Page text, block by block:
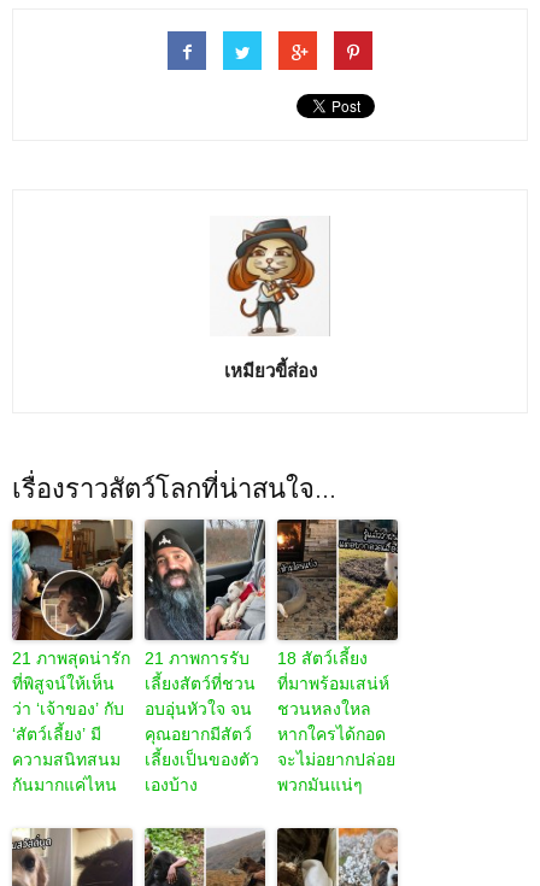
เหมียวขี้ส่อง
เรื่องราวสัตว์โลกที่น่าสนใจ...
21 ภาพสุดน่ารัก
ที่พิสูจน์ให้เห็น
ว่า ‘เจ้าของ’ กับ
‘สัตว์เลี้ยง’ มี
ความสนิทสนม
กันมากแค่ไหน
21 ภาพการรับ
เลี้ยงสัตว์ที่ชวน
อบอุ่นหัวใจ จน
คุณอยากมีสัตว์
เลี้ยงเป็นของตัว
เองบ้าง
18 สัตว์เลี้ยง
ที่มาพร้อมเสน่ห์
ชวนหลงใหล
หากใครได้กอด
จะไม่อยากปล่อย
พวกมันแน่ๆ